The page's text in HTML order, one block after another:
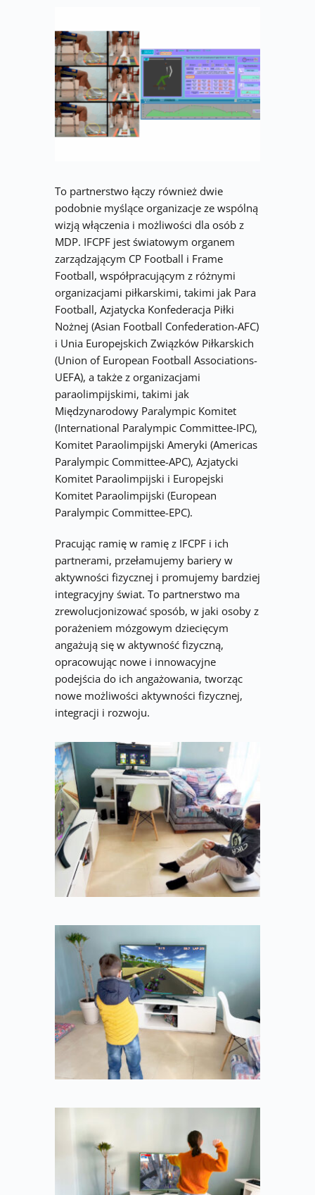
To partnerstwo łączy również dwie
podobnie myślące organizacje ze wspólną
wizją włączenia i możliwości dla osób z
MDP. IFCPF jest światowym organem
zarządzającym CP Football i Frame
Football, współpracującym z różnymi
organizacjami piłkarskimi, takimi jak Para
Football, Azjatycka Konfederacja Piłki
Nożnej (Asian Football Confederation-AFC)
i Unia Europejskich Związków Piłkarskich
(Union of European Football Associations-
UEFA), a także z organizacjami
paraolimpijskimi, takimi jak
Międzynarodowy Paralympic Komitet
(International Paralympic Committee-IPC),
Komitet Paraolimpijski Ameryki (Americas
Paralympic Committee-APC), Azjatycki
Komitet Paraolimpijski i Europejski
Komitet Paraolimpijski (European
Paralympic Committee-EPC).
Pracując ramię w ramię z IFCPF i ich
partnerami, przełamujemy bariery w
aktywności fizycznej i promujemy bardziej
integracyjny świat. To partnerstwo ma
zrewolucjonizować sposób, w jaki osoby z
porażeniem mózgowym dziecięcym
angażują się w aktywność fizyczną,
opracowując nowe i innowacyjne
podejścia do ich angażowania, tworząc
nowe możliwości aktywności fizycznej,
integracji i rozwoju.